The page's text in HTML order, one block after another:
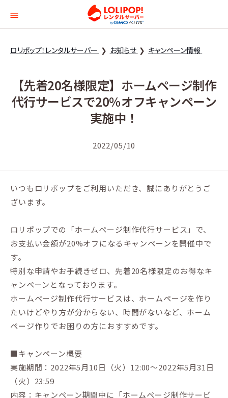
ロリポップ！レンタル
ロリポップ！レンタルサーバー お知らせ キャンペーン情報
【先着20名様限定】ホームページ制作
代行サービスで20％オフキャンペーン
実施中！
2022/05/10
いつもロリポップをご利用いただき、誠にありがとうご
ざいます。
ロリポップでの「ホームページ制作代行サービス」で、
お支払い金額が20%オフになるキャンペーンを開催中で
す。
特別な申請やお手続きゼロ、先着20名様限定のお得なキ
ャンペーンとなっております。
ホームページ制作代行サービスは、ホームページを作り
たいけどやり方が分からない、時間がないなど、ホーム
ページ作りでお困りの方におすすめです。
■キャンペーン概要
実施期間：2022年5月10日（火）12:00～2022年5月31日
（火）23:59
内容：キャンペーン期間中に「ホームページ制作サービ